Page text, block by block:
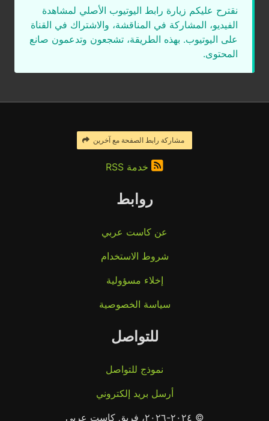
نقترح عليكم زيارة رابط اليوتيوب الأصلي لمشاهدة
الفيديو، المشاركة في المناقشة، والاشتراك في القناة
على اليوتيوب. بهذه الطريقة، تشجعون وتدعمون صانع
المحتوى.
مشاركة رابط الصفحة مع آخرين
خدمة RSS
روابط
عن كاست عربي
شروط الاستخدام
إخلاء مسؤولية
سياسة الخصوصية
للتواصل
نموذج للتواصل
أرسل بريد إلكتروني
© ٢٠٢٤-٢٠٢٦، فريق كاست عربي